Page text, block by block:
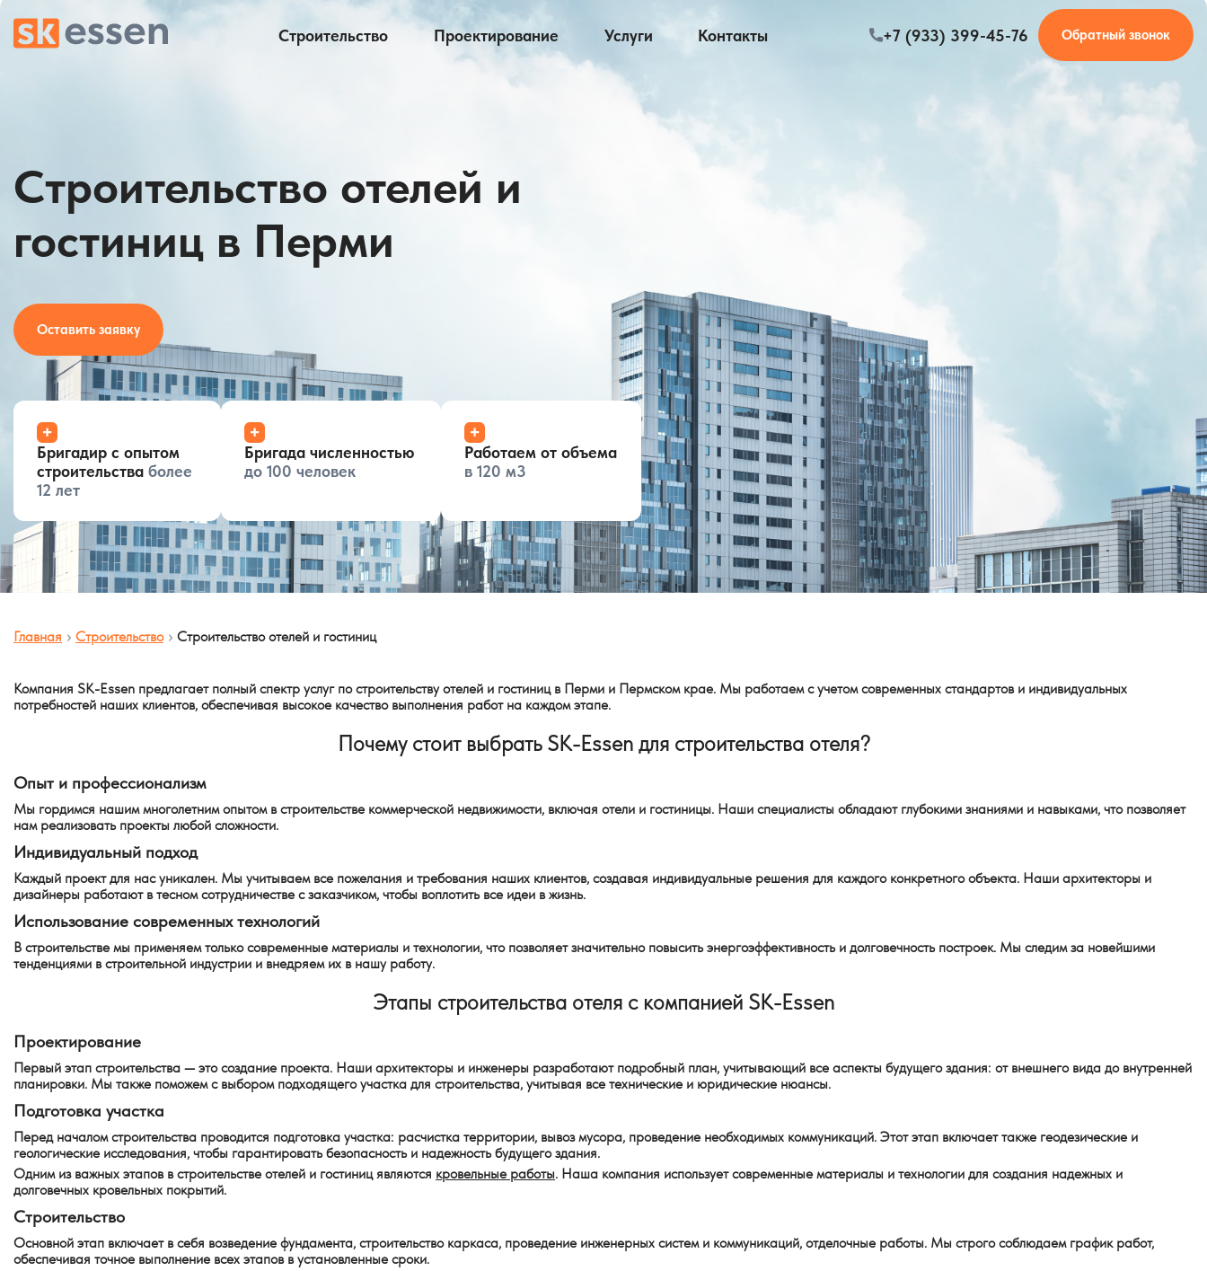
Строительство Проектирование Услуги Контакты +7 (933) 399-45-76 Обратный звонок
Строительство отелей и
гостиниц в Перми
Оставить заявку
+
Бригадир с опытом
строительства более
12 лет
+
Бригада численностью
до 100 человек
+
Работаем от объема
в 120 м3
Главная Строительство Строительство отелей и гостиниц
Компания SK-Essen предлагает полный спектр услуг по строительству отелей и гостиниц в Перми и Пермском крае. Мы работаем с учетом современных стандартов и индивидуальных
потребностей наших клиентов, обеспечивая высокое качество выполнения работ на каждом этапе.
Почему стоит выбрать SK-Essen для строительства отеля?
Опыт и профессионализм
Мы гордимся нашим многолетним опытом в строительстве коммерческой недвижимости, включая отели и гостиницы. Наши специалисты обладают глубокими знаниями и навыками, что позволяет
нам реализовать проекты любой сложности.
Индивидуальный подход
Каждый проект для нас уникален. Мы учитываем все пожелания и требования наших клиентов, создавая индивидуальные решения для каждого конкретного объекта. Наши архитекторы и
дизайнеры работают в тесном сотрудничестве с заказчиком, чтобы воплотить все идеи в жизнь.
Использование современных технологий
В строительстве мы применяем только современные материалы и технологии, что позволяет значительно повысить энергоэффективность и долговечность построек. Мы следим за новейшими
тенденциями в строительной индустрии и внедряем их в нашу работу.
Этапы строительства отеля с компанией SK-Essen
Проектирование
Первый этап строительства — это создание проекта. Наши архитекторы и инженеры разработают подробный план, учитывающий все аспекты будущего здания: от внешнего вида до внутренней
планировки. Мы также поможем с выбором подходящего участка для строительства, учитывая все технические и юридические нюансы.
Подготовка участка
Перед началом строительства проводится подготовка участка: расчистка территории, вывоз мусора, проведение необходимых коммуникаций. Этот этап включает также геодезические и
геологические исследования, чтобы гарантировать безопасность и надежность будущего здания.
Одним из важных этапов в строительстве отелей и гостиниц являются кровельные работы. Наша компания использует современные материалы и технологии для создания надежных и
долговечных кровельных покрытий.
Строительство
Основной этап включает в себя возведение фундамента, строительство каркаса, проведение инженерных систем и коммуникаций, отделочные работы. Мы строго соблюдаем график работ,
обеспечивая точное выполнение всех этапов в установленные сроки.